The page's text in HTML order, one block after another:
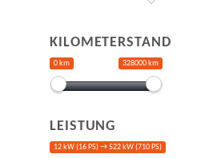
KILOMETERSTAND
0 km 328000 km
LEISTUNG
12 kW (16 PS) →522 kW (710 PS)